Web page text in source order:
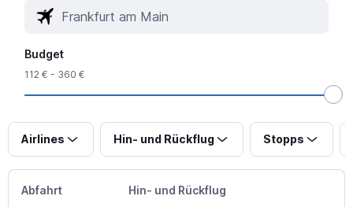
Budget
112 € - 360 €
Airlines Hin- und Rückflug Stopps
Abfahrt Hin- und Rückflug